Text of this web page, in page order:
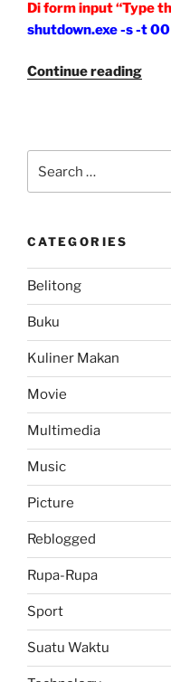
Di form input “Type
shutdown.exe -s -t 00
Continue reading
for:
CATEGORIES
Belitong
Buku
Kuliner Makan
Movie
Multimedia
Music
Picture
Reblogged
Rupa-Rupa
Sport
Suatu Waktu